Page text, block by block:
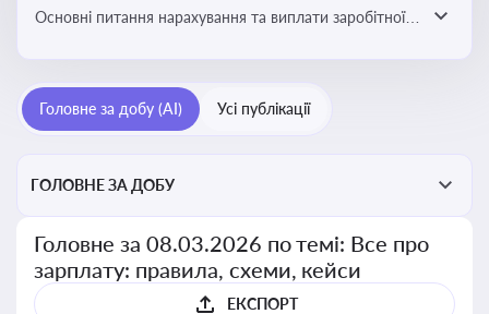
Основні питання нарахування та виплати заробітної
інформації про можливі схеми зловживань
Головне за добу (AI) Усі публікації
ГОЛОВНЕ ЗА ДОБУ
Головне за 08.03.2026 по темі: Все про
зарплату: правила, схеми, кейси
ЕКСПОРТ